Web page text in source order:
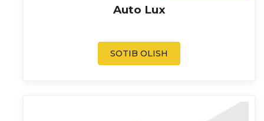
Auto Lux
SOTIB OLISH